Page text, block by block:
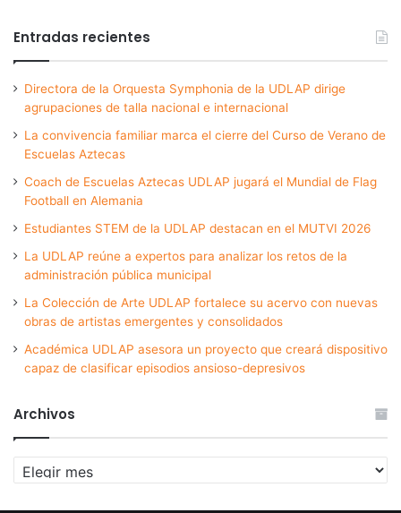
Entradas recientes
Directora de la Orquesta Symphonia de la UDLAP dirige
agrupaciones de talla nacional e internacional
La convivencia familiar marca el cierre del Curso de Verano de
Escuelas Aztecas
Coach de Escuelas Aztecas UDLAP jugará el Mundial de Flag
Football en Alemania
Estudiantes STEM de la UDLAP destacan en el MUTVI 2026
La UDLAP reúne a expertos para analizar los retos de la
administración pública municipal
La Colección de Arte UDLAP fortalece su acervo con nuevas
obras de artistas emergentes y consolidados
Académica UDLAP asesora un proyecto que creará dispositivo
capaz de clasificar episodios ansioso-depresivos
Archivos
Archivos